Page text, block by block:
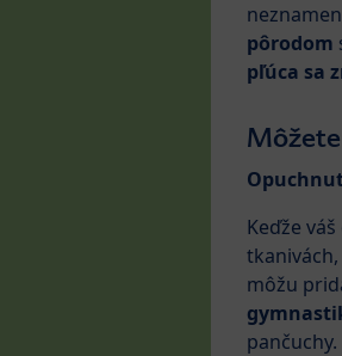
pôrodom
pľúca sa
Keďže
môžu
pančuchy.